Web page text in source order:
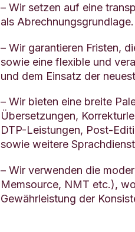
– Wir setzen auf eine
als Abrechnungsgrundlage.
– Wir garantieren Fristen,
sowie eine flexible und
und dem Einsatz der
– Wir bieten eine breite
Übersetzungen,
DTP-Leistungen, Post-
sowie weitere
– Wir verwenden die
Memsource, NMT etc.),
Gewährleistung der